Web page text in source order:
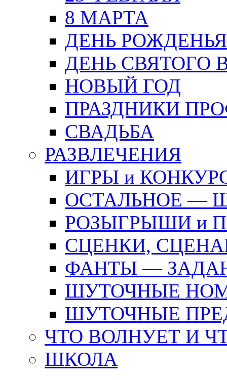
8 МАРТА
ДЕНЬ РОЖДЕНЬЯ
ДЕНЬ СВЯТОГО
НОВЫЙ ГОД
ПРАЗДНИКИ
СВАДЬБА
РАЗВЛЕЧЕНИЯ
ИГРЫ и
ОСТАЛЬНОЕ —
РОЗЫГРЫШИ и
СЦЕНКИ,
ФАНТЫ —
ШУТОЧНЫЕ
ШУТОЧНЫЕ
ЧТО ВОЛНУЕТ И
ШКОЛА